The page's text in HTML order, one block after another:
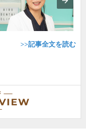
>>記事全文を読む